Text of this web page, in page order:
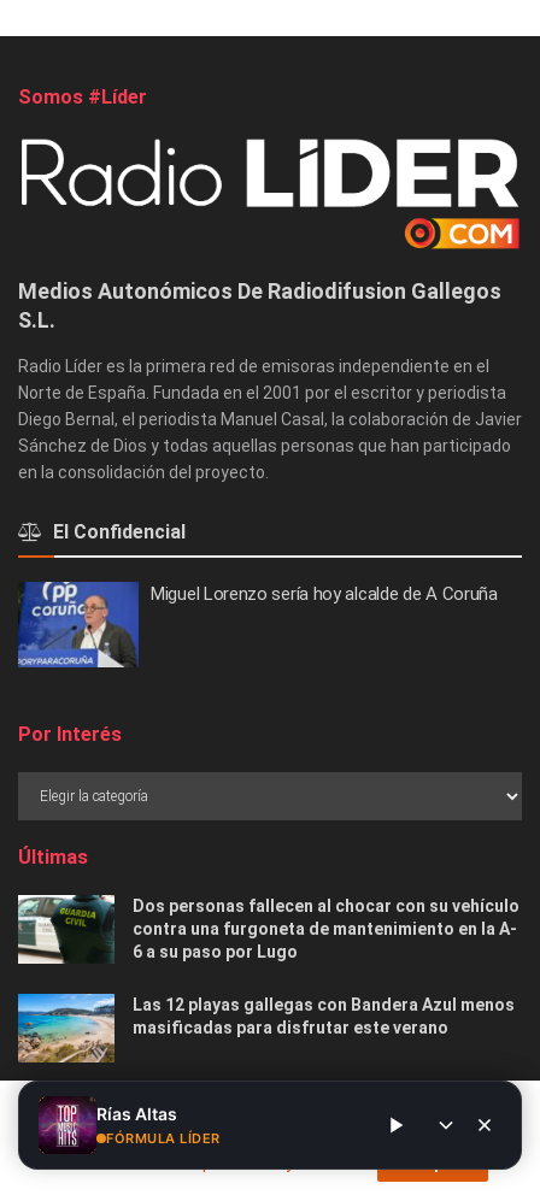
Somos #Líder
Medios Autonómicos De Radiodifusion Gallegos
S.L.
Radio Líder es la primera red de emisoras independiente en el
Norte de España. Fundada en el 2001 por el escritor y periodista
Diego Bernal, el periodista Manuel Casal, la colaboración de Javier
Sánchez de Dios y todas aquellas personas que han participado
en la consolidación del proyecto.
El Confidencial
Miguel Lorenzo sería hoy alcalde de A Coruña
Por Interés
Últimas
Dos personas fallecen al chocar con su vehículo
contra una furgoneta de mantenimiento en la A-
6 a su paso por Lugo
Las 12 playas gallegas con Bandera Azul menos
masificadas para disfrutar este verano
O Marisquiño 2026 en Vigo: programa completo,
horarios, conciertos, deportes y todo lo que
debes saber
Rías Altas
FÓRMULA LÍDER
Este sitio web utiliza cookies. Al continuar utilizando este sitio
web, usted da su consentimiento para el uso de cookies. Visite